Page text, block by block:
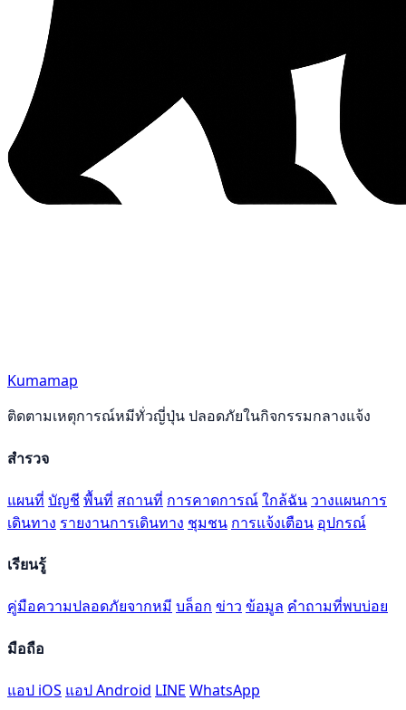
Kumamap
ติดตามเหตุการณ์หมีทั่วญี่ปุ่น ปลอดภัยในกิจกรรมกลางแจ้ง
สำรวจ
แผนที่ บัญชี พื้นที่ สถานที่ การคาดการณ์ใกล้ฉัน วางแผนการ
เดินทาง รายงานการเดินทาง ชุมชน การแจ้งเตือน อุปกรณ์
เรียนรู้
คู่มือความปลอดภัยจากหมี บล็อก ข่าว ข้อมูล คำถามที่พบบ่อย
มือถือ
แอป iOS แอป Android LINE WhatsApp